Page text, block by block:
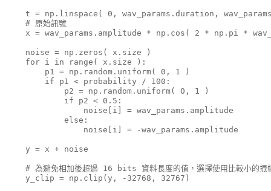
t = np.linspace( 0, wav_params.duration,
    # 原始訊號
x = wav_params.amplitude * np.cos( 2 * np.pi *
noise = np.zeros( x.size )
    for i in range( x.size ):
        p1 = np.random.uniform( 0, 1 )
        if p1 < probability / 100:
            p2 = np.random.uniform( 0, 1 )
            if p2 < 0.5:
                noise[i] = wav_params.amplitude
            else:
                noise[i] = -wav_params.amplitude
    y = x + noise
# 為避免相加後超過 16 bits 資料長度的值，選擇使用比較小的
    y_clip = np.clip(y, -32768, 32767)